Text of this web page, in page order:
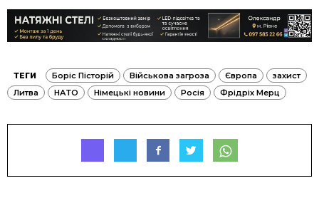
ТЕГИ Боріс Пісторій Військова загроза Європа
захист
Литва
НАТО Німецькі новини Росія Фрідріх Мерц